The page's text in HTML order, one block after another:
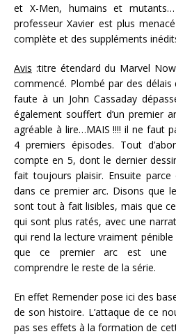
et X-Men, humains et
professeur Xavier est plus
complète et des suppléments
Avis :titre étendard du Marvel
commencé. Plombé par des
faute à un John Cassaday
également souffert d’un premier
agréable à lire…MAIS !!!! il ne faut
4 premiers épisodes. Tout
compte en 5, dont le dernier
fait toujours plaisir. Ensuite
dans ce premier arc. Disons que
sont tout à fait lisibles, mais que
qui sont plus ratés, avec une
qui rend la lecture vraiment
que ce premier arc est une
comprendre le reste de la série.
En effet Remender pose ici des
de son histoire. L’attaque de ce
pas ses effets à la formation de